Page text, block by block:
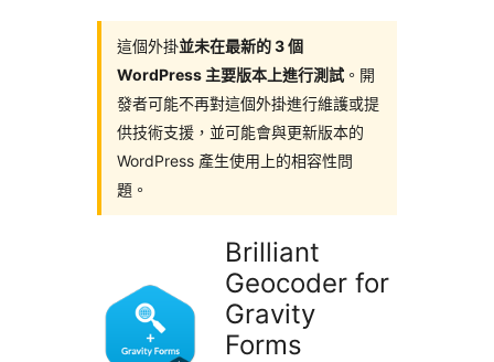
這個外掛並未在最新的 3 個
WordPress 主要版本上進行測試 。開
發者可能不再對這個外掛進行維護或提
供技術支援，並可能會與更新版本的
WordPress 產生使用上的相容性問
題。
Brilliant
Geocoder for
Gravity
Forms